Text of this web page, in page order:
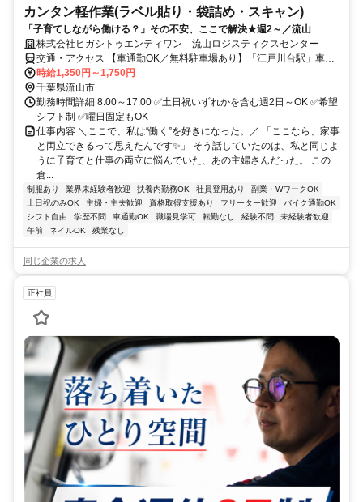
カンタン軽作業(ラベル貼り・袋詰め・スキャン)
「子育てしながら働ける？」その不安、ここで解決★週2～／流山
株式会社ヒガシトゥエンティワン 流山ロジスティクスセンター
交通・アクセス 【車通勤OK／無料駐車場あり】「江戸川台駅」車9
分／「運河駅」車8分／「初石駅」車11分／「流山おおたかの森駅」
車15分 【送迎バスあり】流山おおたかの森駅、江戸川台駅発着
時給1,350円～1,750円
千葉県流山市
勤務時間詳細 8:00～17:00 ✅土日祝いずれかを含む週2日～OK ✅希望
シフト制 ✅曜日固定もOK
仕事内容 ＼ここで、私は“働く”を好きになった。／ 「ここなら、家事
と両立できるって思えたんです✨」 そう話していたのは、私と同じよ
うに子育てと仕事の両立に悩んでいた、あの主婦さんだった。 この
倉...
制服あり 業界未経験者歓迎 扶養内勤務OK 社員登用あり
副業・WワークOK
土日祝のみOK
主婦・主夫歓迎 資格取得支援あり フリーター歓迎
バイク通勤OK
シフト自由
学歴不問 車通勤OK 職場見学可 転勤なし 経験不問
未経験者歓迎
午前
ネイルOK 残業なし
同じ企業の求人
正社員